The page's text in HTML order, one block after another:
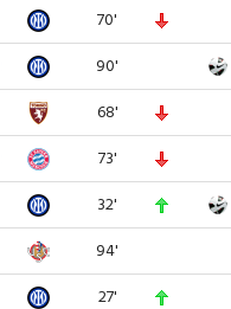
70'
90'
68'
73'
32'
94'
27'